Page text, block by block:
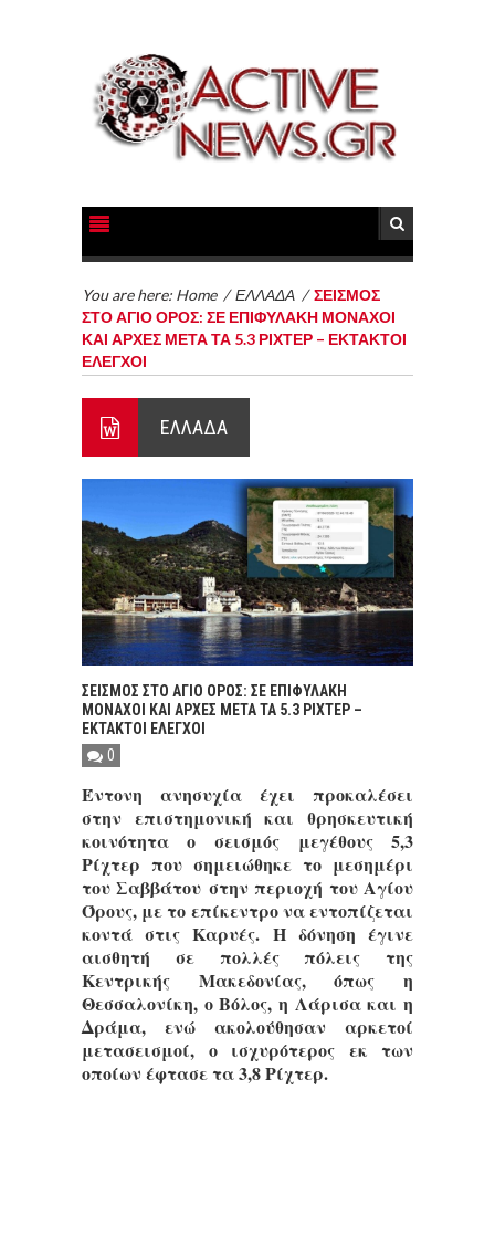
You are here: Home /ΕΛΛΑΔΑ /ΣΕΙΣΜΟΣ
ΣΤΟ ΑΓΙΟ ΟΡΟΣ: ΣΕ ΕΠΙΦΥΛΑΚΗ ΜΟΝΑΧΟΙ
ΚΑΙ ΑΡΧΕΣ ΜΕΤΑ ΤΑ 5.3 ΡΙΧΤΕΡ – ΕΚΤΑΚΤΟΙ
ΕΛΕΓΧΟΙ
ΕΛΛΑΔΑ
ΣΕΙΣΜΟΣ ΣΤΟ ΑΓΙΟ ΟΡΟΣ: ΣΕ ΕΠΙΦΥΛΑΚΗ
ΜΟΝΑΧΟΙ ΚΑΙ ΑΡΧΕΣ ΜΕΤΑ ΤΑ 5.3 ΡΙΧΤΕΡ –
ΕΚΤΑΚΤΟΙ ΕΛΕΓΧΟΙ
0
Έντονη ανησυχία έχει προκαλέσει
στην επιστημονική και θρησκευτική
κοινότητα ο σεισμός μεγέθους 5,3
Ρίχτερ που σημειώθηκε το μεσημέρι
του Σαββάτου στην περιοχή του Αγίου
Όρους, με το επίκεντρο να εντοπίζεται
κοντά στις Καρυές. Η δόνηση έγινε
αισθητή σε πολλές πόλεις της
Κεντρικής Μακεδονίας, όπως η
Θεσσαλονίκη, ο Βόλος, η Λάρισα και η
Δράμα, ενώ ακολούθησαν αρκετοί
μετασεισμοί, ο ισχυρότερος εκ των
οποίων έφτασε τα 3,8 Ρίχτερ.